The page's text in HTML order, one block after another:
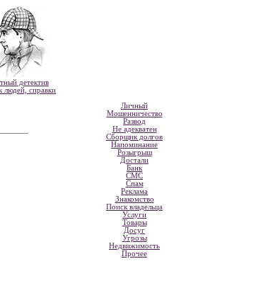
детектив
людей, справки
Личный
Мошенничество
Развод
Не адекватен
Сборщик долгов
Напоминание
Розыгрыш
Достали
Банк
СМС
Спам
Реклама
Знакомство
Поиск владельца
Услуги
Товары
Досуг
Угрозы
Недвижимость
Прочее